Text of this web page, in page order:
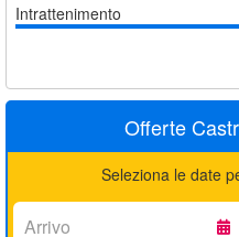
Intrattenimento
Offerte
Seleziona le date
Arrivo: